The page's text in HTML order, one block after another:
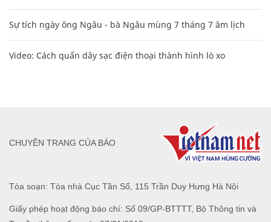
Sự tích ngày ông Ngâu - bà Ngâu mùng 7 tháng 7 âm lịch
Video: Cách quấn dây sạc điện thoại thành hình lò xo
Tòa soạn: Tòa nhà Cục Tần Số, 115 Trần Duy Hưng Hà Nội
Giấy phép hoạt động báo chí: Số 09/GP-BTTTT, Bộ Thông tin và
CHUYÊN TRANG CỦA BÁO